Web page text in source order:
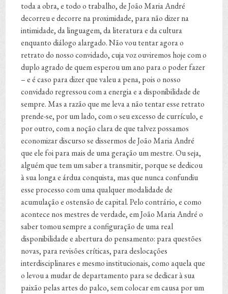
toda a obra, e todo o trabalho, de João Maria André
decorreu e decorre na proximidade, para não dizer na
intimidade, da linguagem, da literatura e da cultura
enquanto diálogo alargado. Não vou tentar agora o
retrato do nosso convidado, cuja voz ouviremos hoje com o
duplo agrado de quem esperou um ano para o poder fazer
– e é caso para dizer que valeu a pena, pois o nosso
convidado regressou com a energia e a disponibilidade de
sempre. Mas a razão que me leva a não tentar esse retrato
prende-se, por um lado, com o seu excesso de currículo, e
por outro, com a noção clara de que talvez possamos
economizar discurso se dissermos de João Maria André
que ele foi para mais de uma geração um mestre. Ou seja,
alguém que tem um saber a transmitir, porque se dedicou
à sua longa e árdua conquista, mas que nunca confundiu
esse processo com uma qualquer modalidade de
acumulação e ostensão de capital. Pelo contrário, e como
acontece nos mestres de verdade, em João Maria André o
saber tomou sempre a configuração de uma real
disponibilidade e abertura do pensamento: para questões
novas, para revisões críticas, para deslocações
interdisciplinares e mesmo institucionais, como aquela que
o levou a mudar de departamento para se dedicar à sua
paixão pelas artes do palco, sem colocar em causa por um